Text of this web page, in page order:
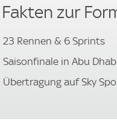
Fakten zur
23 Rennen & 6 Sprints
Saisonfinale in Abu
Übertragung auf Sky